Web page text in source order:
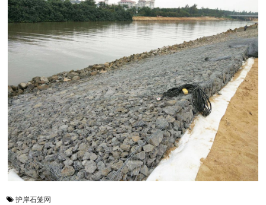
护岸石笼网